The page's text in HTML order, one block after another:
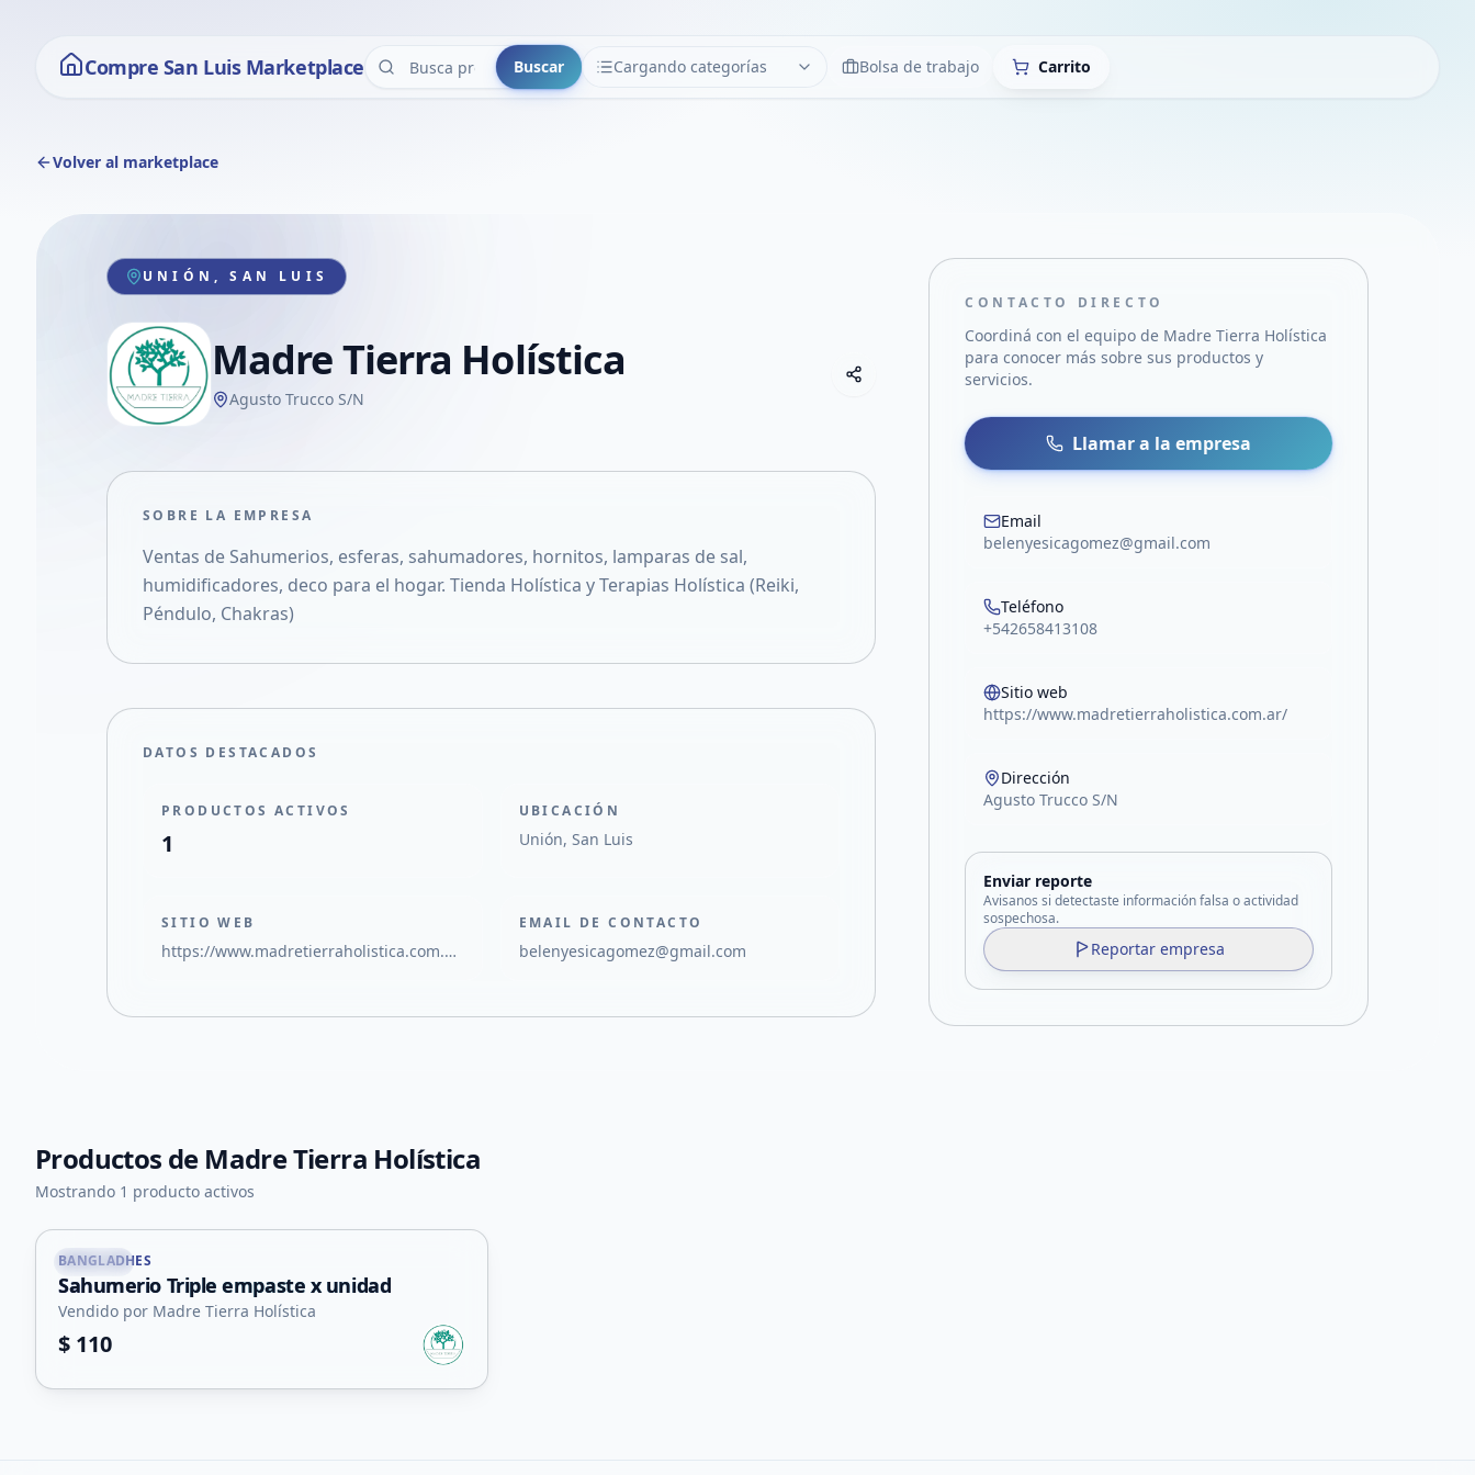
Compre San Luis Marketplace Buscar Cargando categorías
CATEGORÍAS LimpiarBolsa de trabajo Carrito
Volver al marketplace
UNIÓN, SAN LUIS
Madre Tierra Holística
Agusto Trucco S/N
Compartir empresa
Compartir por WhatsApp
Compartir por mail
Compartir en Facebook
SOBRE LA EMPRESA
Ventas de Sahumerios, esferas, sahumadores, hornitos, lamparas de sal,
humidificadores, deco para el hogar. Tienda Holística y Terapias Holística (Reiki,
Péndulo, Chakras)
DATOS DESTACADOS
PRODUCTOS ACTIVOS
1
UBICACIÓN
Unión, San Luis
SITIO WEB
https://www.madretierraholistica.com.ar/
EMAIL DE CONTACTO
belenyesicagomez@gmail.com
CONTACTO DIRECTO
Coordiná con el equipo de Madre Tierra Holística
para conocer más sobre sus productos y
servicios.
Llamar a la empresa
Email
belenyesicagomez@gmail.com
Teléfono
+542658413108
Sitio web
https://www.madretierraholistica.com.ar/
Dirección
Agusto Trucco S/N
Enviar reporte
Avisanos si detectaste información falsa o actividad
sospechosa.
Reportar empresa
Productos de Madre Tierra Holística
Mostrando 1 producto activos
Unión
BANGLADHES
Sahumerio Triple empaste x unidad
Vendido por Madre Tierra Holística
$ 110